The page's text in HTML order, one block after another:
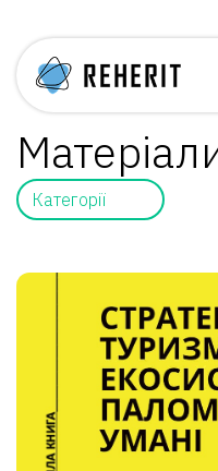
Категорії